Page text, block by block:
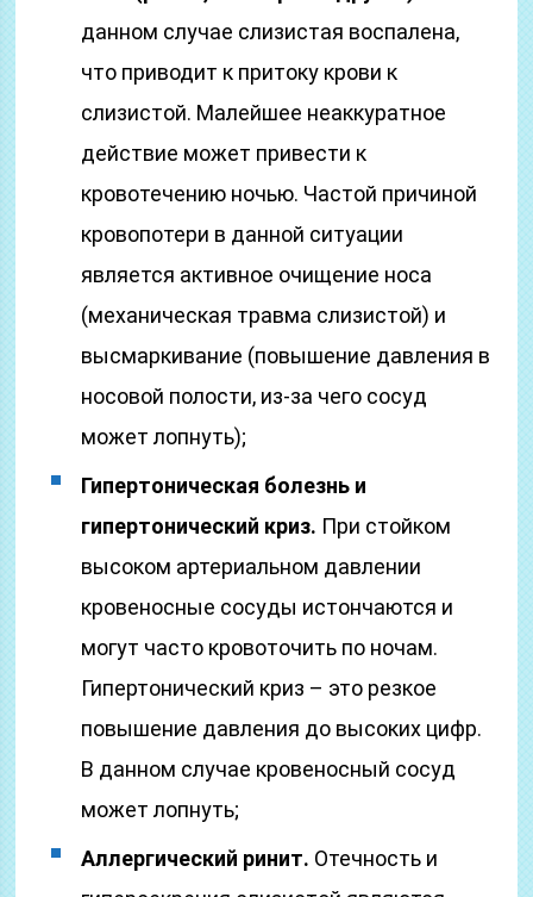
данном случае слизистая воспалена,
что приводит к притоку крови к
слизистой. Малейшее неаккуратное
действие может привести к
кровотечению ночью. Частой причиной
кровопотери в данной ситуации
является активное очищение носа
(механическая травма слизистой) и
высмаркивание (повышение давления в
носовой полости, из-за чего сосуд
может лопнуть);
Гипертоническая болезнь и
гипертонический криз. При стойком
высоком артериальном давлении
кровеносные сосуды истончаются и
могут часто кровоточить по ночам.
Гипертонический криз – это резкое
повышение давления до высоких цифр.
В данном случае кровеносный сосуд
может лопнуть;
Аллергический ринит. Отечность и